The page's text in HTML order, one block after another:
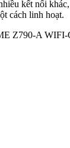
kết nối
cách linh hoạt.